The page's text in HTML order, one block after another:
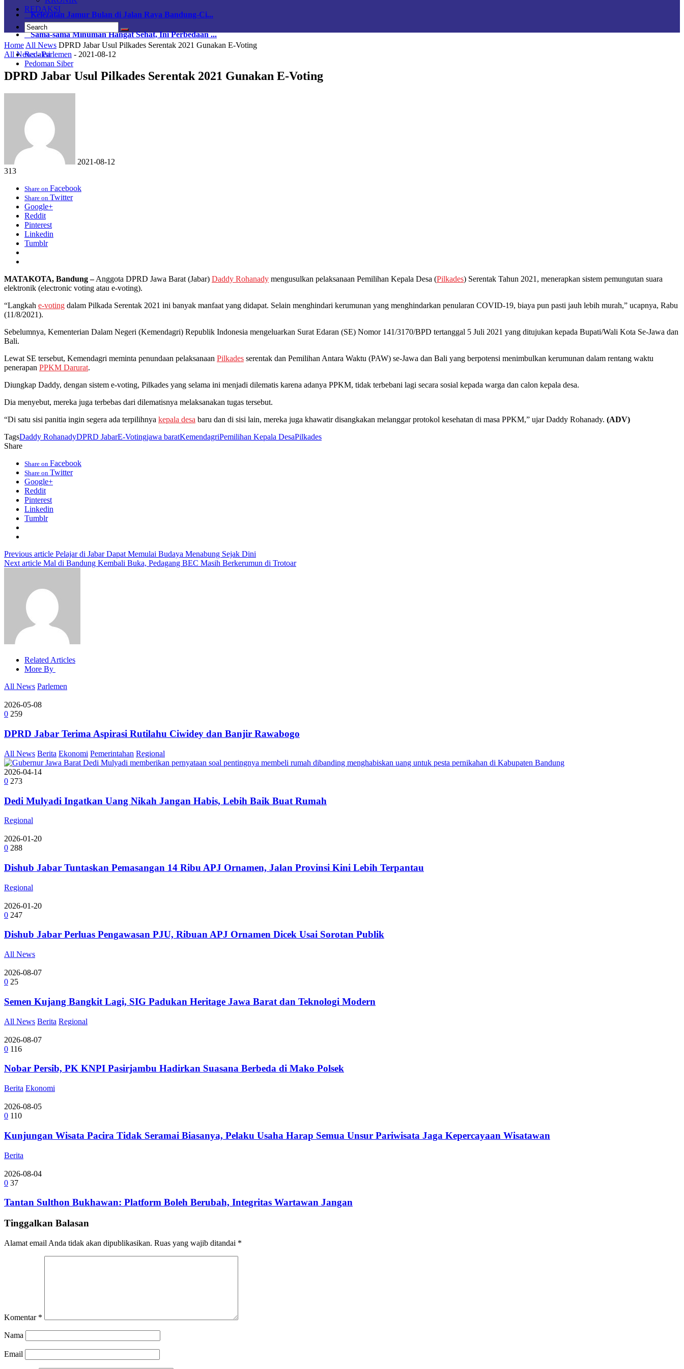
Kelezatan Jamur Bulan di Jalan Raya Bandung-Ci...
Sama-sama Minuman Hangat Sehat, Ini Perbedaan ...
Redaksi
Pedoman Siber
REDAKSI
Home All News DPRD Jabar Usul Pilkades Serentak 2021 Gunakan E-Voting
All News-Parlemen - 2021-08-12
DPRD Jabar Usul Pilkades Serentak 2021 Gunakan E-Voting
2021-08-12
313
Share on Facebook
Share on Twitter
Google+
Reddit
Pinterest
Linkedin
Tumblr
MATAKOTA, Bandung –Anggota DPRD Jawa Barat (Jabar) Daddy Rohanady mengusulkan pelaksanaan Pemilihan Kepala Desa (Pilkades) Serentak Tahun 2021, menerapkan sistem pemungutan suara
elektronik (electronic voting atau e-voting).
“Langkah e-voting dalam Pilkada Serentak 2021 ini banyak manfaat yang didapat. Selain menghindari kerumunan yang menghindarkan penularan COVID-19, biaya pun pasti jauh lebih murah,” ucapnya, Rabu
(11/8/2021).
Sebelumnya, Kementerian Dalam Negeri (Kemendagri) Republik Indonesia mengeluarkan Surat Edaran (SE) Nomor 141/3170/BPD tertanggal 5 Juli 2021 yang ditujukan kepada Bupati/Wali Kota Se-Jawa dan
Bali.
Lewat SE tersebut, Kemendagri meminta penundaan pelaksanaan Pilkades serentak dan Pemilihan Antara Waktu (PAW) se-Jawa dan Bali yang berpotensi menimbulkan kerumunan dalam rentang waktu
penerapan PPKM Darurat.
Diungkap Daddy, dengan sistem e-voting, Pilkades yang selama ini menjadi dilematis karena adanya PPKM, tidak terbebani lagi secara sosial kepada warga dan calon kepala desa.
Dia menyebut, mereka juga terbebas dari dilematisnya melaksanakan tugas tersebut.
“Di satu sisi panitia ingin segera ada terpilihnya kepala desa baru dan di sisi lain, mereka juga khawatir disangkakan melanggar protokol kesehatan di masa PPKM,” ujar Daddy Rohanady. (ADV)
TagsDaddy RohanadyDPRD JabarE-Votingjawa baratKemendagriPemilihan Kepala DesaPilkades
Share
Share on Facebook
Share on Twitter
Google+
Reddit
Pinterest
Linkedin
Tumblr
Previous article Pelajar di Jabar Dapat Memulai Budaya Menabung Sejak Dini
Next article Mal di Bandung Kembali Buka, Pedagang BEC Masih Berkerumun di Trotoar
Related Articles
More By
All News Parlemen
2026-05-08
0 259
DPRD Jabar Terima Aspirasi Rutilahu Ciwidey dan Banjir Rawabogo
All News Berita Ekonomi Pemerintahan Regional
2026-04-14
0 273
Dedi Mulyadi Ingatkan Uang Nikah Jangan Habis, Lebih Baik Buat Rumah
Regional
2026-01-20
0 288
Dishub Jabar Tuntaskan Pemasangan 14 Ribu APJ Ornamen, Jalan Provinsi Kini Lebih Terpantau
Regional
2026-01-20
0 247
Dishub Jabar Perluas Pengawasan PJU, Ribuan APJ Ornamen Dicek Usai Sorotan Publik
All News
2026-08-07
0 25
Semen Kujang Bangkit Lagi, SIG Padukan Heritage Jawa Barat dan Teknologi Modern
All News Berita Regional
2026-08-07
0 116
Nobar Persib, PK KNPI Pasirjambu Hadirkan Suasana Berbeda di Mako Polsek
Berita Ekonomi
2026-08-05
0 110
Kunjungan Wisata Pacira Tidak Seramai Biasanya, Pelaku Usaha Harap Semua Unsur Pariwisata Jaga Kepercayaan Wisatawan
Berita
2026-08-04
0 37
Tantan Sulthon Bukhawan: Platform Boleh Berubah, Integritas Wartawan Jangan
Tinggalkan Balasan
Alamat email Anda tidak akan dipublikasikan. Ruas yang wajib ditandai *
Komentar *
Nama
Email